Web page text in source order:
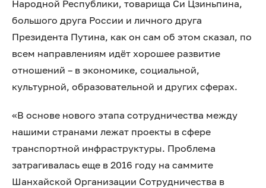
Народной Республики, товарища Си Цзиньпина,
большого друга России и личного друга
Президента Путина, как он сам об этом сказал, по
всем направлениям идёт хорошее развитие
отношений – в экономике, социальной,
культурной, образовательной и других сферах.
«В основе нового этапа сотрудничества между
нашими странами лежат проекты в сфере
транспортной инфраструктуры. Проблема
затрагивалась еще в 2016 году на саммите
Шанхайской Организации Сотрудничества в